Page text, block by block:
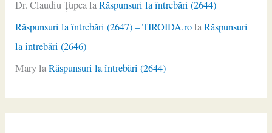
Dr. Claudiu ŢupealaRăspunsuri la întrebări (2644)
Răspunsuri la întrebări (2647) – TIROIDA.rolaRăspunsuri
la întrebări (2646)
MarylaRăspunsuri la întrebări (2644)